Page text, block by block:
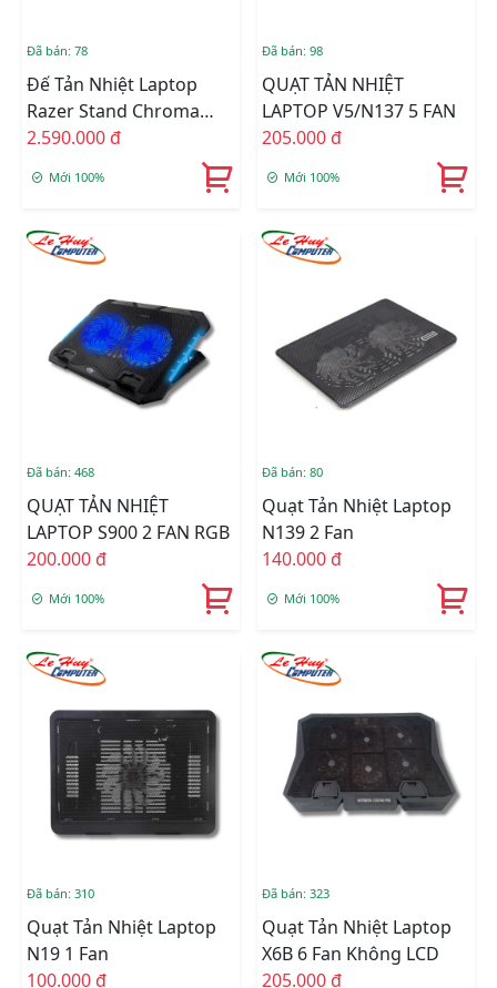
Đã bán: 78
Đế Tản Nhiệt Laptop
Razer Stand Chroma
(RC21-01110200-R3M1)
2.590.000 đ
Mới 100%
Đã bán: 98
QUẠT TẢN NHIỆT
LAPTOP V5/N137 5 FAN
205.000 đ
Mới 100%
Đã bán: 468
QUẠT TẢN NHIỆT
LAPTOP S900 2 FAN RGB
200.000 đ
Mới 100%
Đã bán: 80
Quạt Tản Nhiệt Laptop
N139 2 Fan
140.000 đ
Mới 100%
Đã bán: 310
Quạt Tản Nhiệt Laptop
N19 1 Fan
100.000 đ
Đã bán: 323
Quạt Tản Nhiệt Laptop
X6B 6 Fan Không LCD
205.000 đ